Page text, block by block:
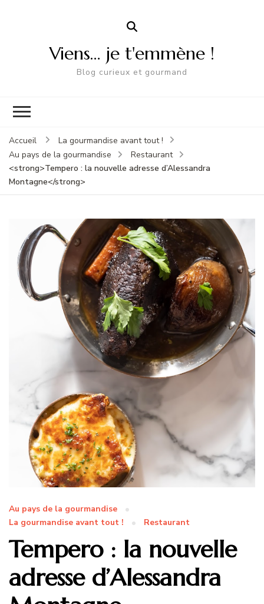
Viens… je t'emmène !
Blog curieux et gourmand
Accueil
La gourmandise avant tout !
Au pays de la gourmandise
Restaurant
<strong>Tempero : la nouvelle adresse d’Alessandra
Montagne</strong>
Au pays de la gourmandise
La gourmandise avant tout !
Restaurant
Tempero : la nouvelle
adresse d’Alessandra